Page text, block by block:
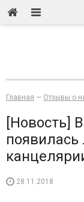
Главная — Отзывы о
[Новость]
появилась
28.11.2018